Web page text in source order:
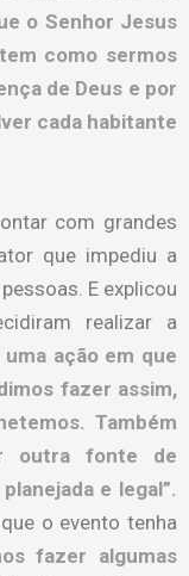
o Senhor Jesus
como sermos
de Deus e por
cada habitante
com grandes
que impediu a
E explicou
realizar a
uma ação em que
fazer assim,
Também
outra fonte de
e legal”.
o evento tenha
fazer algumas